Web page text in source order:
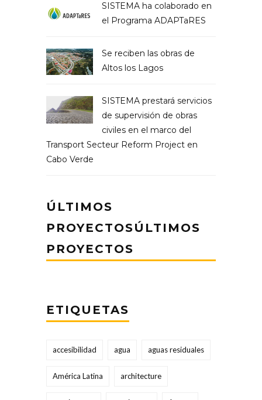
SISTEMA ha colaborado en
el Programa ADAPTaRES
Se reciben las obras de
Altos los Lagos
SISTEMA prestará servicios
de supervisión de obras
civiles en el marco del
Transport Secteur Reform Project en
Cabo Verde
ÚLTIMOS
PROYECTOSÚLTIMOS
PROYECTOS
ETIQUETAS
accesibilidad agua aguas residuales
América Latina architecture